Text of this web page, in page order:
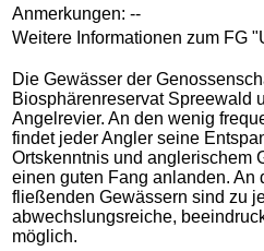
Anmerkungen: --
Weitere Informationen zum FG
Die Gewässer der
Biosphärenreservat Spreewald
Angelrevier. An den wenig
findet jeder Angler seine
Ortskenntnis und anglerischem
einen guten Fang anlanden. An
fließenden Gewässern sind zu
abwechslungsreiche,
möglich.